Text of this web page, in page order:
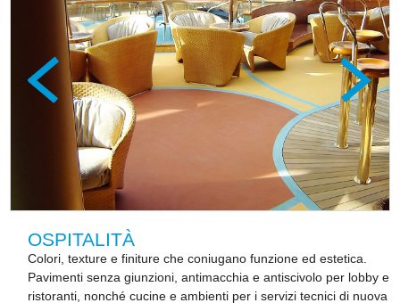
OSPITALITÀ
Colori, texture e finiture che coniugano funzione ed estetica.
Pavimenti senza giunzioni, antimacchia e antiscivolo per lobby e
ristoranti, nonché cucine e ambienti per i servizi tecnici di nuova